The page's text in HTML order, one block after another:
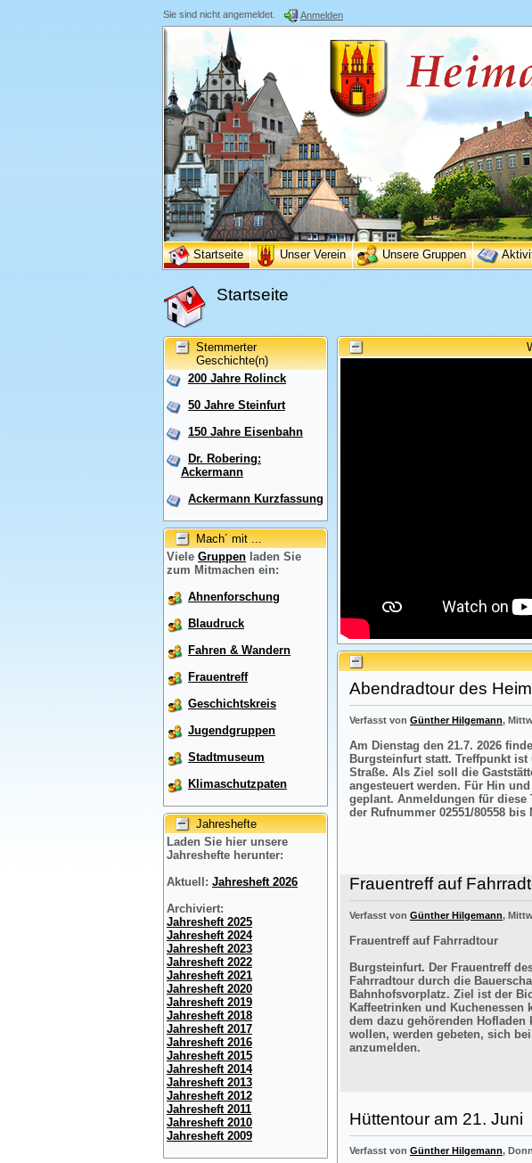
Sie sind nicht angemeldet. Anmelden
Startseite Unser Verein Unsere Gruppen
Startseite
Stemmerter
Geschichte(n)
200 Jahre Rolinck
50 Jahre Steinfurt
150 Jahre Eisenbahn
Dr. Robering:
Ackermann
Ackermann Kurzfassung
Mach´ mit ...
Viele Gruppen laden Sie
zum Mitmachen ein:
Ahnenforschung
Blaudruck
Fahren & Wandern
Frauentreff
Geschichtskreis
Jugendgruppen
Stadtmuseum
Klimaschutzpaten
Jahreshefte
Laden Sie hier unsere
Jahreshefte herunter:
Aktuell: Jahresheft 2026
Archiviert:
Jahresheft 2025
Jahresheft 2024
Jahresheft 2023
Jahresheft 2022
Jahresheft 2021
Jahresheft 2020
Jahresheft 2019
Jahresheft 2018
Jahresheft 2017
Jahresheft 2016
Jahresheft 2015
Jahresheft 2014
Jahresheft 2013
Jahresheft 2012
Jahresheft 2011
Jahresheft 2010
Jahresheft 2009
Abendradtour des
Verfasst von Günther Hilgemann,
Am Dienstag den 21.7. 2026
Burgsteinfurt statt. Treffpunkt ist
Straße. Als Ziel soll die
angesteuert werden. Für Hin
geplant. Anmeldungen für diese
der Rufnummer 02551/80558 bis
Frauentreff auf
Verfasst von Günther Hilgemann,
Frauentreff auf Fahrradtour
Burgsteinfurt. Der Frauentreff
Fahrradtour durch die
Bahnhofsvorplatz. Ziel ist der
Kaffeetrinken und
dem dazu gehörenden
wollen, werden gebeten, sich
anzumelden.
Hüttentour am 21. Juni
Verfasst von Günther Hilgemann,